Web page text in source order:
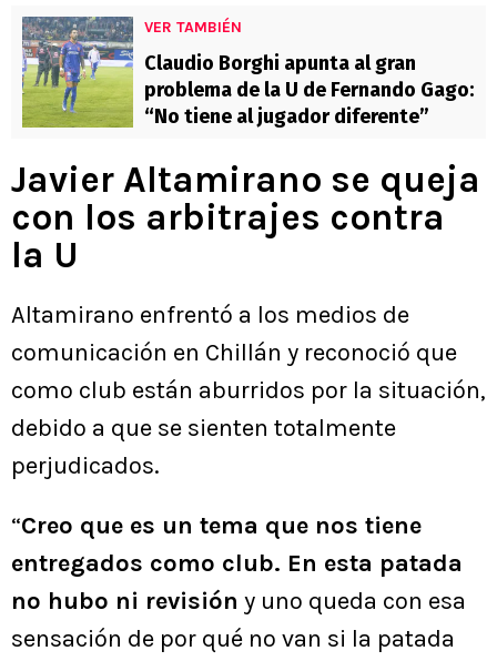
VER TAMBIÉN
Claudio Borghi apunta al gran
problema de la U de Fernando Gago:
“No tiene al jugador diferente”
Javier Altamirano se queja
con los arbitrajes contra
la U
Altamirano enfrentó a los medios de
comunicación en Chillán y reconoció que
como club están aburridos por la situación,
debido a que se sienten totalmente
perjudicados.
“Creo que es un tema que nos tiene
entregados como club. En esta patada
no hubo ni revisión y uno queda con esa
sensación de por qué no van si la patada